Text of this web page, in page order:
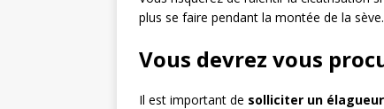
plus se faire pendant la montée de la
Vous devrez vous
Il est important de solliciter un élagueur